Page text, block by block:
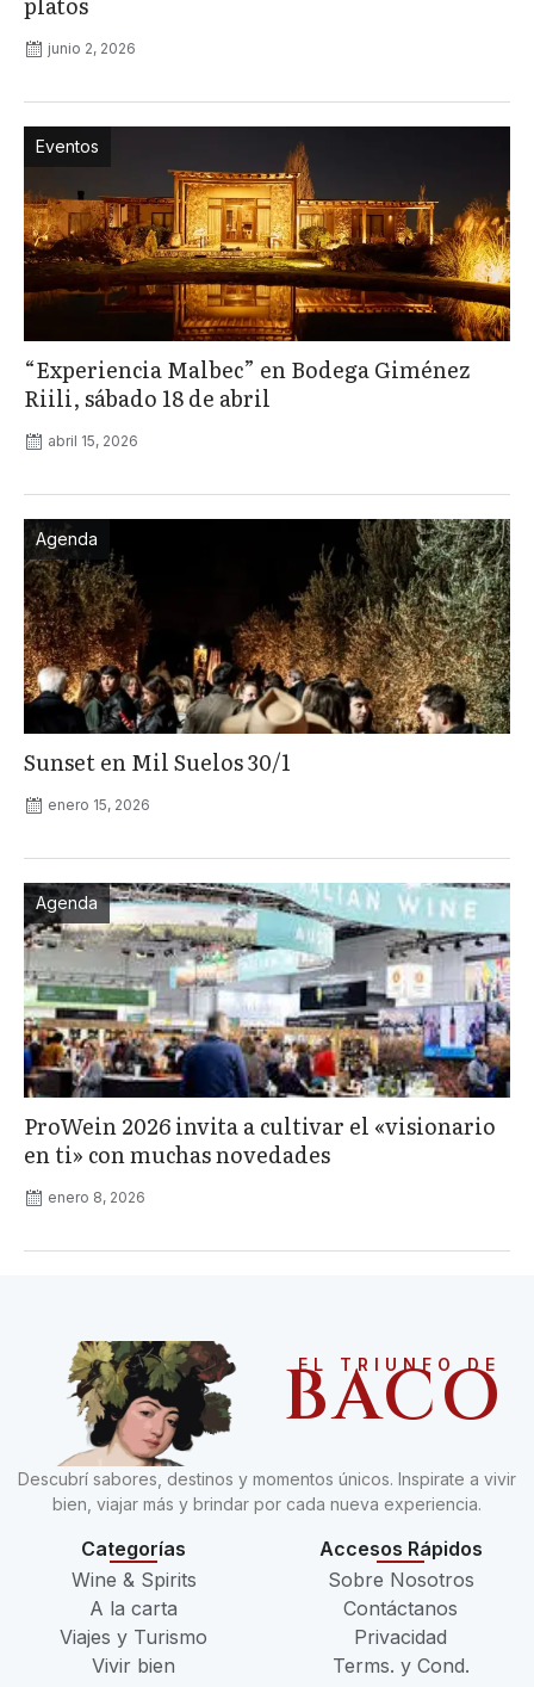
junio 2, 2026
Eventos
“Experiencia Malbec” en Bodega Giménez
Riili, sábado 18 de abril
abril 15, 2026
Agenda
Sunset en Mil Suelos 30/1
enero 15, 2026
Agenda
ProWein 2026 invita a cultivar el «visionario
en ti» con muchas novedades
enero 8, 2026
EL TRIUNFO DE
BACO
Descubrí sabores, destinos y momentos únicos. Inspirate a vivir
bien, viajar más y brindar por cada nueva experiencia.
Categorías
Wine & Spirits
A la carta
Viajes y Turismo
Vivir bien
Accesos Rápidos
Sobre Nosotros
Contáctanos
Privacidad
Terms. y Cond.